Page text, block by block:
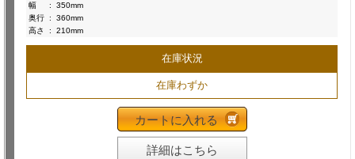
幅
:
350mm
奥行 :
360mm
高さ
: 210mm
在庫状況
在庫わずか
カートに入れる
詳細はこちら